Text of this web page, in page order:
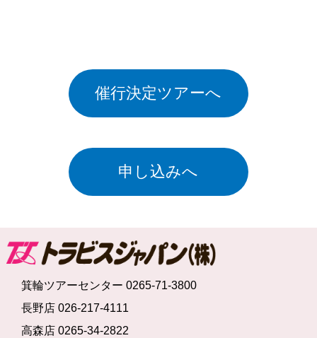
催行決定ツアーへ
申し込みへ
箕輪ツアーセンター 0265-71-3800
長野店 026-217-4111
高森店 0265-34-2822